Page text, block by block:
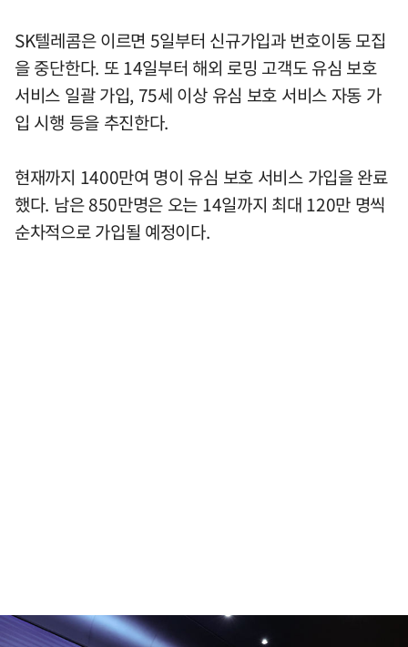
SK텔레콤은 이르면 5일부터 신규가입과 번호이동 모집
을 중단한다. 또 14일부터 해외 로밍 고객도 유심 보호
서비스 일괄 가입, 75세 이상 유심 보호 서비스 자동 가
입 시행 등을 추진한다.
현재까지 1400만여 명이 유심 보호 서비스 가입을 완료
했다. 남은 850만명은 오는 14일까지 최대 120만 명씩
순차적으로 가입될 예정이다.